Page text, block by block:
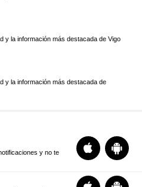
y la información más destacada de Vigo
y la información más destacada de
y no te